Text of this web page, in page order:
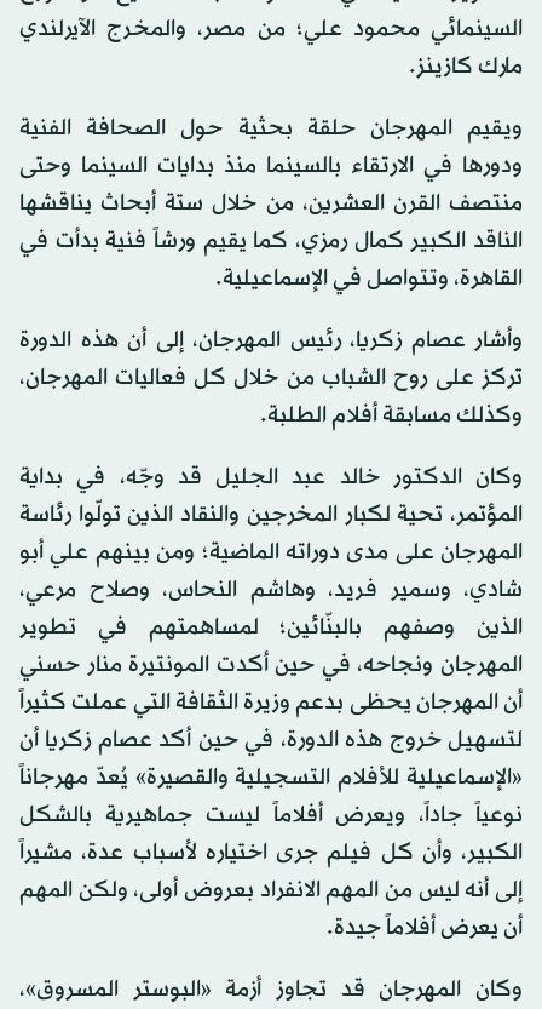
السينمائي محمود علي؛ من مصر، والمخرج الآيرلندي
مارك كازينز.
ويقيم المهرجان حلقة بحثية حول الصحافة الفنية
ودورها في الارتقاء بالسينما منذ بدايات السينما وحتى
منتصف القرن العشرين، من خلال ستة أبحاث يناقشها
الناقد الكبير كمال رمزي، كما يقيم ورشاً فنية بدأت في
القاهرة، وتتواصل في الإسماعيلية.
وأشار عصام زكريا، رئيس المهرجان، إلى أن هذه الدورة
تركز على روح الشباب من خلال كل فعاليات المهرجان،
وكذلك مسابقة أفلام الطلبة.
وكان الدكتور خالد عبد الجليل قد وجّه، في بداية
المؤتمر، تحية لكبار المخرجين والنقاد الذين تولّوا رئاسة
المهرجان على مدى دوراته الماضية؛ ومن بينهم علي أبو
شادي، وسمير فريد، وهاشم النحاس، وصلاح مرعي،
الذين وصفهم بالبنّائين؛ لمساهمتهم في تطوير
المهرجان ونجاحه، في حين أكدت المونتيرة منار حسني
أن المهرجان يحظى بدعم وزيرة الثقافة التي عملت كثيراً
لتسهيل خروج هذه الدورة، في حين أكد عصام زكريا أن
«الإسماعيلية للأفلام التسجيلية والقصيرة» يُعدّ مهرجاناً
نوعياً جاداً، ويعرض أفلاماً ليست جماهيرية بالشكل
الكبير، وأن كل فيلم جرى اختياره لأسباب عدة، مشيراً
إلى أنه ليس من المهم الانفراد بعروض أولى، ولكن المهم
أن يعرض أفلاماً جيدة.
وكان المهرجان قد تجاوز أزمة «البوستر المسروق»،